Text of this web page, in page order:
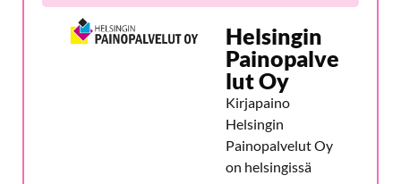
Helsingin
Painopalve
lut Oy
Kirjapaino
Helsingin
Painopalvelut Oy
on helsingissä